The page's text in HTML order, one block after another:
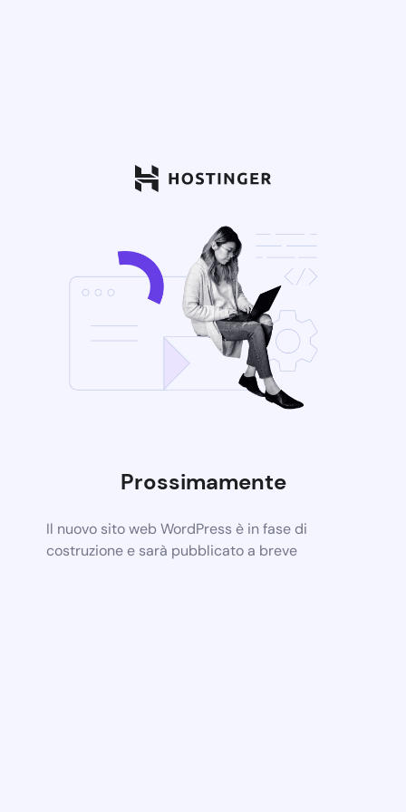
Prossimamente
Il nuovo sito web WordPress è in fase di
costruzione e sarà pubblicato a breve